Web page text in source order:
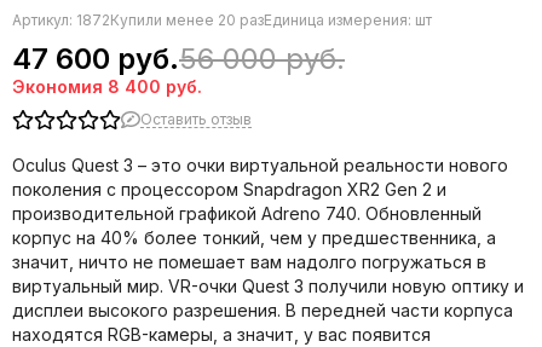
Артикул: 1872Купили менее 20 разЕдиница измерения: шт
47 600 руб.56 000 руб.
Экономия 8 400 руб.
Оставить отзыв
Oculus Quest 3 – это очки виртуальной реальности нового
поколения с процессором Snapdragon XR2 Gen 2 и
производительной графикой Adreno 740. Обновленный
корпус на 40% более тонкий, чем у предшественника, а
значит, ничто не помешает вам надолго погружаться в
виртуальный мир. VR-очки Quest 3 получили новую оптику и
дисплеи высокого разрешения. В передней части корпуса
находятся RGB-камеры, а значит, у вас появится